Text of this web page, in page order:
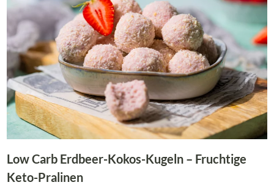
STIEL
OHNE
EISMASCHINE
Low Carb Erdbeer-Kokos-Kugeln – Fruchtige
Keto-Pralinen